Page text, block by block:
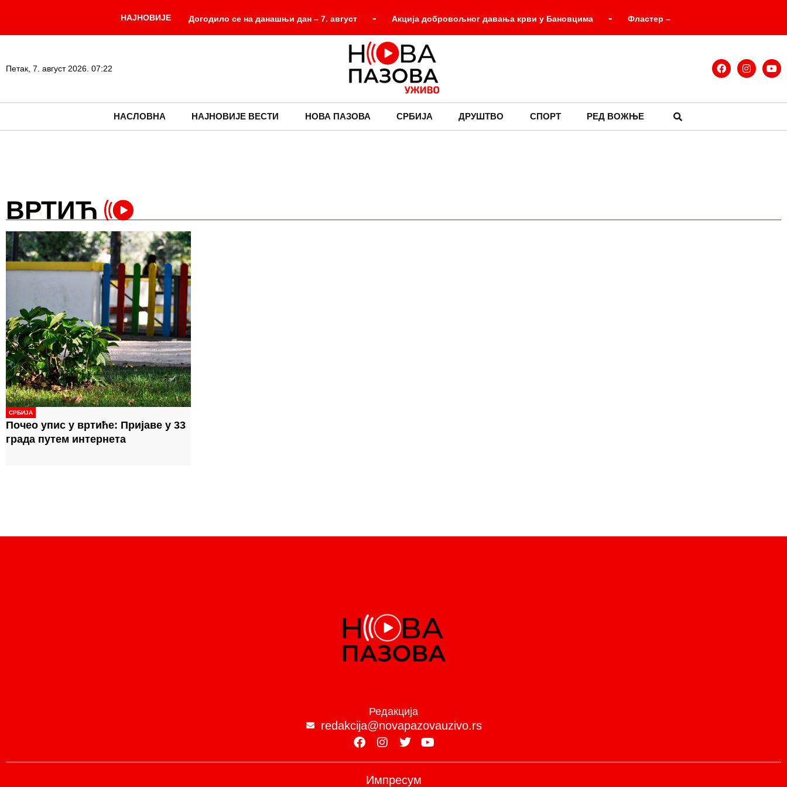
НАЈНОВИЈЕ Догодило се на данашњи дан – 7. август - Акција добровољног давања крви у Бановцима - Фластер –
Како је један муж покушао да реши проблем у кухињи, а добио предмет који данас готово нико не примећује?
Пластична кеса чаја је настала јер је неко погрешно разумео узорак
- Старији мушкарац преминуо на базену на Кошутњаку
Петак, 7. август 2026. 07:22
НАСЛОВНА НАЈНОВИЈЕ ВЕСТИ НОВА ПАЗОВА СРБИЈА ДРУШТВО СПОРТ РЕД ВОЖЊЕ
ВРТИЋ
СРБИЈА
Почео упис у вртиће: Пријаве у 33
града путем интернета
Редакција
redakcija@novapazovauzivo.rs
Импресум